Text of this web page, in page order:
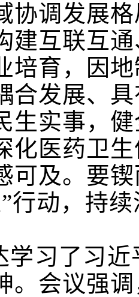
协调发展
建互联互
培育，因
合发展、
生实事，
化医药卫
可及。要
行动，持
学习了习
。会议强